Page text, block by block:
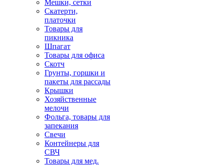
Мешки, сетки
Скатерти,
платочки
Товары для
пикника
Шпагат
Товары для офиса
Скотч
Грунты, горшки и
пакеты для рассады
Крышки
Хозяйственные
мелочи
Фольга, товары для
запекания
Свечи
Контейнеры для
СВЧ
Товары для мед.